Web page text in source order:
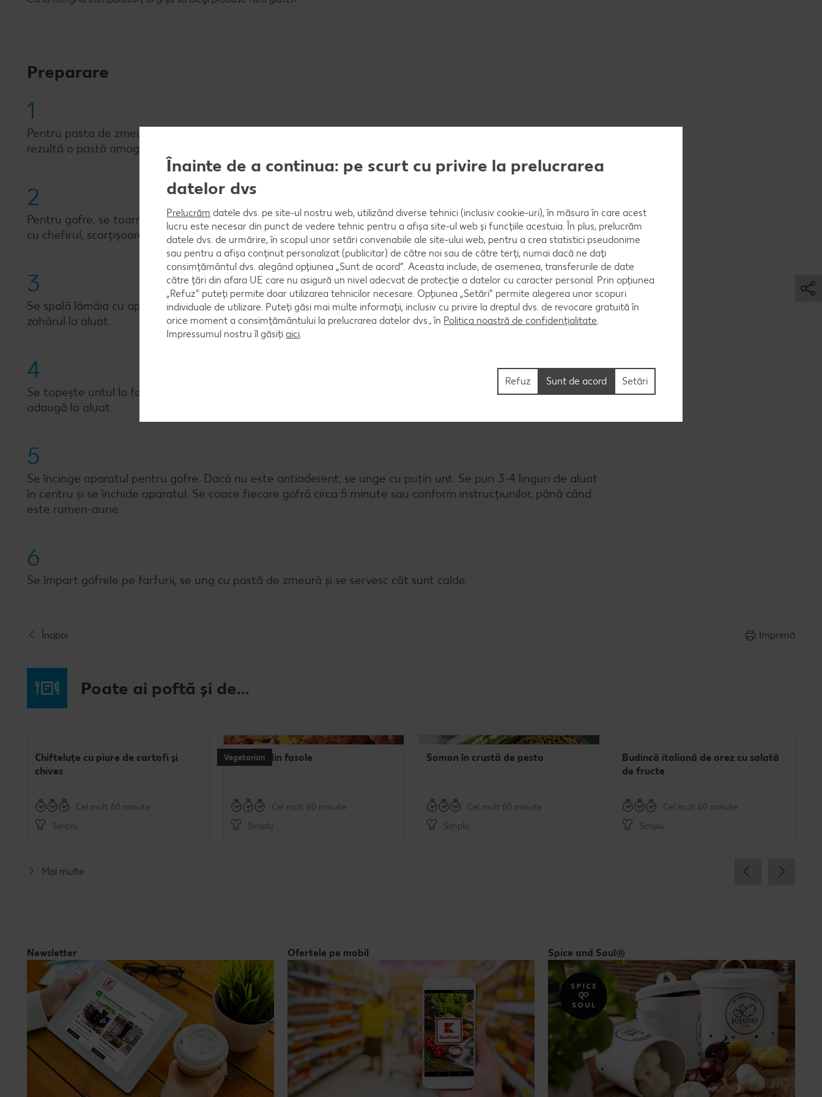
Preparare
1
Pentru pasta de zmeură, se spală fructele și se usucă. Se mixează împreună cu zahărul pudră, până când
rezultă o pastă omogenă.
2
Pentru gofre, se toarnă mălaiul într-un castron. Se separă albușurile de gălbenușuri. Se freacă gălbenușurile
cu chefirul, scorțișoara și anasonul; se adaugă la mălai.
3
Se spală lămâia cu apă fierbinte, se usucă și se rade coaja. Se adaugă coaja de lămâie, zahărul vanilat și
zahărul la aluat.
4
Se topește untul la foc mediu, se lasă puțin la răcorit și se adaugă la aluat. Se bat albușurile cu sarea și se
adaugă la aluat.
5
Se încinge aparatul pentru gofre. Dacă nu este antiaderent, se unge cu puțin unt. Se pun 3-4 linguri de aluat
în centru și se închide aparatul. Se coace fiecare gofră circa 5 minute sau conform instrucțiunilor, până când
este rumen-aurie.
6
Se împart gofrele pe farfurii, se ung cu pastă de zmeură și se servesc cât sunt calde.
Înapoi Imprimă
Poate ai poftă și de...
Chifteluțe cu piure de cartofi și
chives
Cel mult 60 minute
Simplu
Vegetarian
Burgeri din fasole
Cel mult 60 minute
Simplu
Somon în crustă de pesto
Cel mult 60 minute
Simplu
Budincă italiană de orez cu salată
de fructe
Cel mult 60 minute
Simplu
Mai multe
Newsletter Ofertele pe mobil Spice and Soul®
Înainte de a continua: pe scurt cu privire la prelucrarea
datelor dvs
Prelucrăm datele dvs. pe site-ul nostru web, utilizând diverse tehnici (inclusiv cookie-uri), în măsura în care acest
lucru este necesar din punct de vedere tehnic pentru a afișa site-ul web și funcțiile acestuia. În plus, prelucrăm
datele dvs. de urmărire, în scopul unor setări convenabile ale site-ului web, pentru a crea statistici pseudonime
sau pentru a afișa conținut personalizat (publicitar) de către noi sau de către terți, numai dacă ne dați
consimțământul dvs. alegând opțiunea „Sunt de acord”. Aceasta include, de asemenea, transferurile de date
către țări din afara UE care nu asigură un nivel adecvat de protecție a datelor cu caracter personal. Prin opțiunea
„Refuz” puteți permite doar utilizarea tehnicilor necesare. Opțiunea „Setări” permite alegerea unor scopuri
individuale de utilizare. Puteți găsi mai multe informații, inclusiv cu privire la dreptul dvs. de revocare gratuită în
orice moment a consimțământului la prelucrarea datelor dvs., în Politica noastră de confidențialitate.
Impressumul nostru îl găsiți aici.
Setări
Refuz Sunt de acord